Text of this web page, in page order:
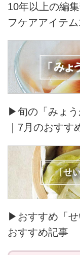
10年以上の編
フケアアイテム
▶旬の「みょう
｜7月のおすす
▶おすすめ「せ
おすすめ記事